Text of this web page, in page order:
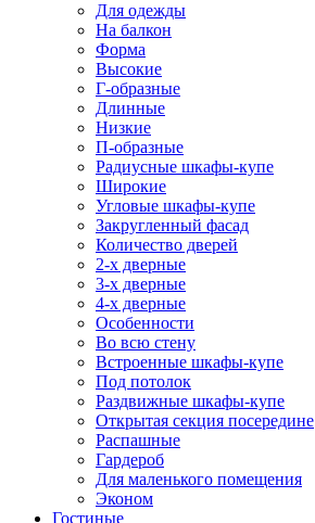
Для одежды
На балкон
Форма
Высокие
Г-образные
Длинные
Низкие
П-образные
Радиусные шкафы-купе
Широкие
Угловые шкафы-купе
Закругленный фасад
Количество дверей
2-х дверные
3-х дверные
4-х дверные
Особенности
Во всю стену
Встроенные шкафы-купе
Под потолок
Раздвижные шкафы-купе
Открытая секция посередине
Распашные
Гардероб
Для маленького помещения
Эконом
Гостиные